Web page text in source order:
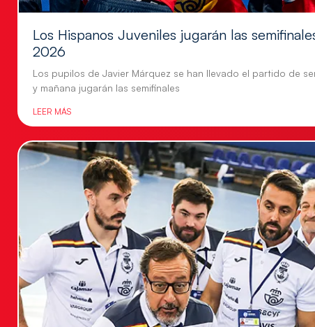
Los Hispanos Juveniles jugarán las
2026
Los pupilos de Javier Márquez se han llevado el partido de
y mañana jugarán las semifinales
LEER MÁS